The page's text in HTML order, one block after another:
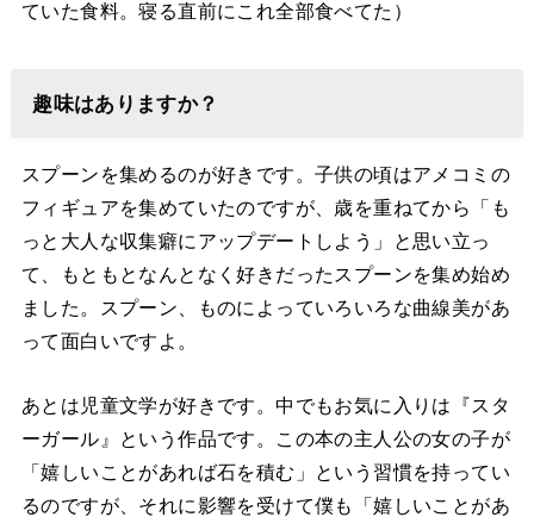
ていた食料。寝る直前にこれ全部食べてた）
趣味はありますか？
スプーンを集めるのが好きです。子供の頃はアメコミの
フィギュアを集めていたのですが、歳を重ねてから「も
っと大人な収集癖にアップデートしよう」と思い立っ
て、もともとなんとなく好きだったスプーンを集め始め
ました。スプーン、ものによっていろいろな曲線美があ
って面白いですよ。
あとは児童文学が好きです。中でもお気に入りは『スタ
ーガール』という作品です。この本の主人公の女の子が
「嬉しいことがあれば石を積む」という習慣を持ってい
るのですが、それに影響を受けて僕も「嬉しいことがあ